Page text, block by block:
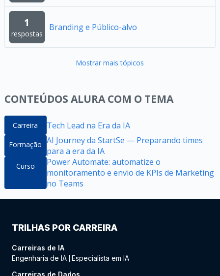
1
respostas
Branding e Público-alvo
Mostrar mais tópicos
CONTEÚDOS ALURA COM O TEMA
Carreira Tech Lead na Era da IA
Formação AI Journey da StartSe — Preparando times
para a era da IA
Curso
Power Automate: automatize o
monitoramento e envio de KPIs de Marketing
no Teams
TRILHAS POR CARREIRA
Carreiras de IA
Engenharia de IA Especialista em IA
Carreiras de Dados